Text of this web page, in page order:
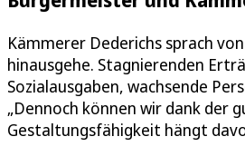
Kämmerer Dederichs sprach
hinausgehe. Stagnierenden
Sozialausgaben, wachsende
„Dennoch können wir dank der
Gestaltungsfähigkeit hängt